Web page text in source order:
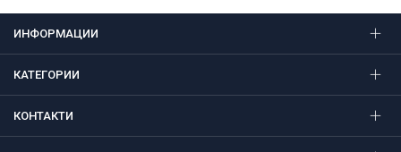
ИНФОРМАЦИИ
КАТЕГОРИИ
КОНТАКТИ